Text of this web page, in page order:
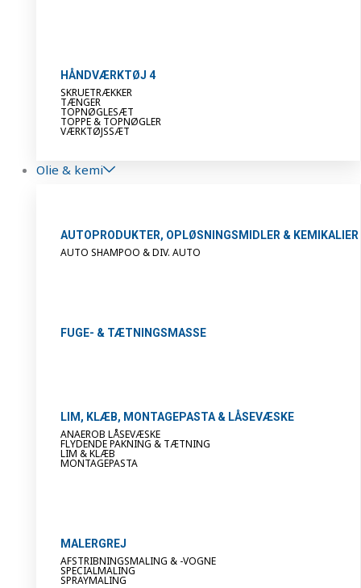
HÅNDVÆRKTØJ 4
SKRUETRÆKKER
TÆNGER
TOPNØGLESÆT
TOPPE & TOPNØGLER
VÆRKTØJSSÆT
Olie & kemi
AUTOPRODUKTER, OPLØSNINGSMIDLER & KEMIKALIER
AUTO SHAMPOO & DIV. AUTO
FUGE- & TÆTNINGSMASSE
LIM, KLÆB, MONTAGEPASTA & LÅSEVÆSKE
ANAEROB LÅSEVÆSKE
FLYDENDE PAKNING & TÆTNING
LIM & KLÆB
MONTAGEPASTA
MALERGREJ
AFSTRIBNINGSMALING & -VOGNE
SPECIALMALING
SPRAYMALING